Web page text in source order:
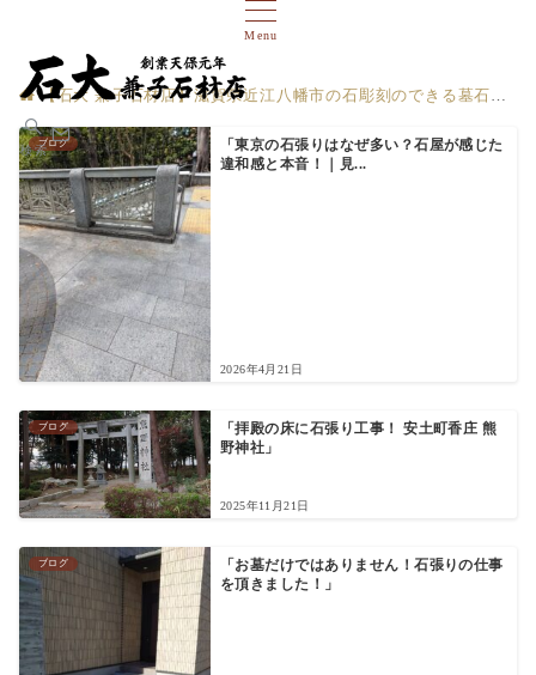
Menu
検索
【石大 兼子石材店】滋賀県近江八幡市の石彫刻のできる墓石店
ブログ
「東京の石張りはなぜ多い？石屋が感じた
違和感と本音！｜見...
2026年4月21日
ブログ
「拝殿の床に石張り工事！ 安土町香庄 熊
野神社」
2025年11月21日
ブログ
「お墓だけではありません！石張りの仕事
を頂きました！」